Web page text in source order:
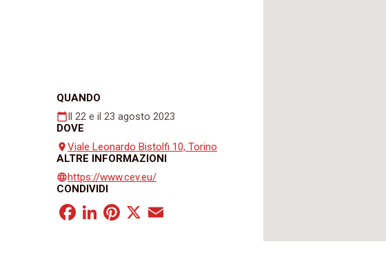
QUANDO
calendar_todayIl 22 e il 23 agosto 2023
DOVE
placeViale Leonardo Bistolfi 10, Torino
ALTRE INFORMAZIONI
languagehttps://www.cev.eu/
CONDIVIDI
Facebook
LinkedIn
Pinterest
X